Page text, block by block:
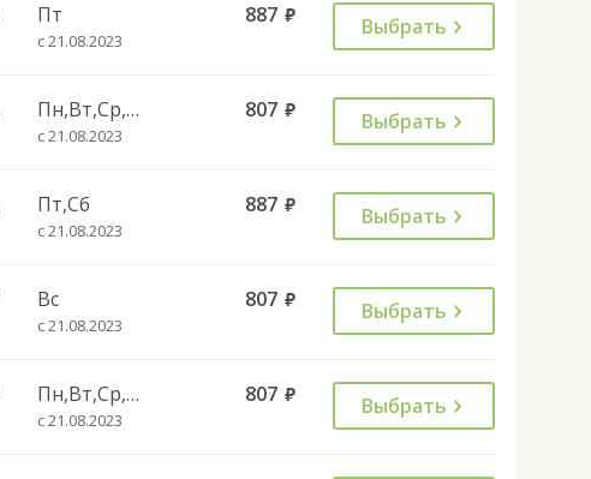
Пт
с 21.08.2023
887 руб. Выбрать
Пн,Вт,Ср,Чт,Вс
с 21.08.2023
807 руб. Выбрать
Пт,Сб
с 21.08.2023
887 руб. Выбрать
Вс
с 21.08.2023
807 руб. Выбрать
Пн,Вт,Ср,Чт
с 21.08.2023
807 руб. Выбрать